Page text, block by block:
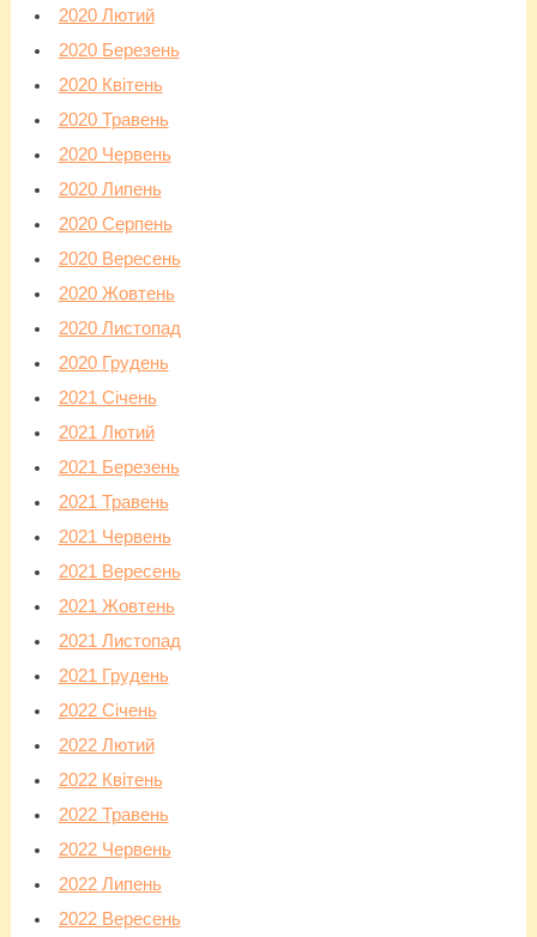
2020 Лютий
2020 Березень
2020 Квітень
2020 Травень
2020 Червень
2020 Липень
2020 Серпень
2020 Вересень
2020 Жовтень
2020 Листопад
2020 Грудень
2021 Січень
2021 Лютий
2021 Березень
2021 Травень
2021 Червень
2021 Вересень
2021 Жовтень
2021 Листопад
2021 Грудень
2022 Січень
2022 Лютий
2022 Квітень
2022 Травень
2022 Червень
2022 Липень
2022 Вересень